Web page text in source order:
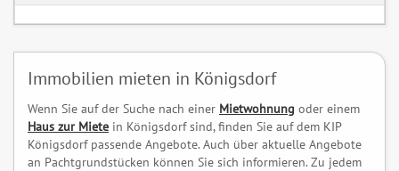
Immobilien mieten in Königsdorf
Wenn Sie auf der Suche nach einer Mietwohnung oder einem
Haus zur Miete in Königsdorf sind, finden Sie auf dem KIP
Königsdorf passende Angebote. Auch über aktuelle Angebote
an Pachtgrundstücken können Sie sich informieren. Zu jedem